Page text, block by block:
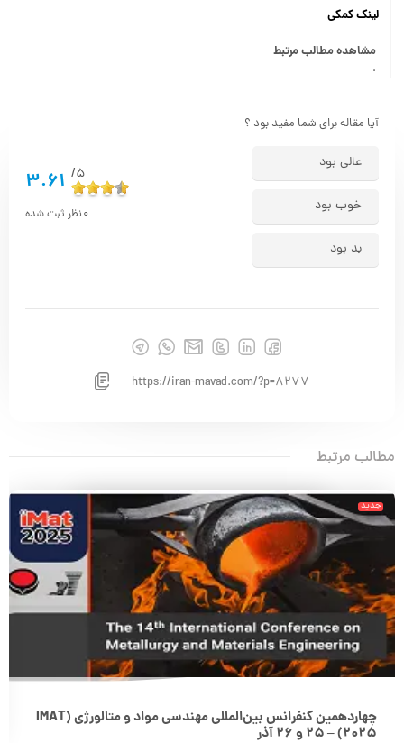
لینک کمکی
مشاهده مطالب مرتبط
.
آیا مقاله برای شما مفید بود ؟
عالی بود
خوب بود
بد بود
5/
3.61
0نظر ثبت شده
https://iran-mavad.com/?p=8277
مطالب مرتبط
جدید
چهاردهمین کنفرانس بین‌المللی مهندسی مواد و متالورژی (IMAT
2025) – 25 و 26 آذر